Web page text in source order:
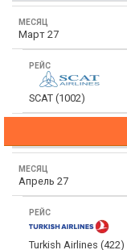
Март 27
SCAT (1002)
Апрель 27
Turkish Airlines (422)